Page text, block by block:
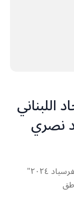
اللبناني
نصري
نظّم الاتحاد اللبناني الرياضي للجامعات "يونيفرسياد ٢٠٢٤"